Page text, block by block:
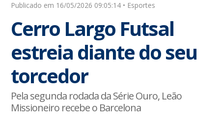
Publicado em 16/05/2026 09:05:14 • Esportes
Cerro Largo Futsal
estreia diante do seu
torcedor
Pela segunda rodada da Série Ouro, Leão
Missioneiro recebe o Barcelona